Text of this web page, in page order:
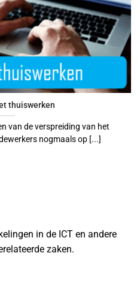
thuiswerken
van de verspreiding van het
nogmaals op [...]
in de ICT en andere
zaken.